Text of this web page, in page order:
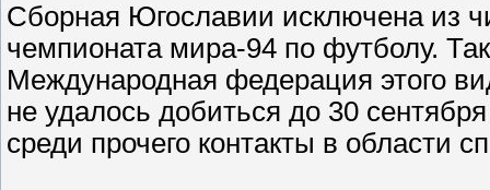
Сборная Югославии исключена из
чемпионата мира-94 по футболу.
Международная федерация этого
не удалось добиться до 30
среди прочего контакты в области